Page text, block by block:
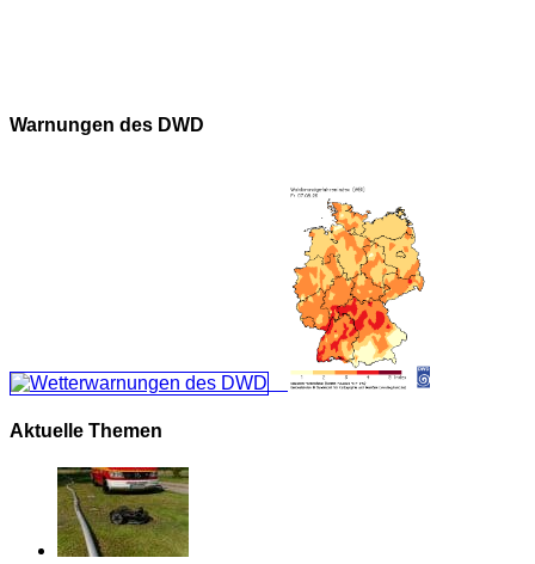
Warnungen des DWD
Aktuelle Themen